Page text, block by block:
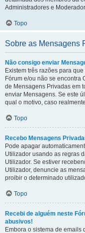
Administradores e
Topo
Sobre as Mensagens
Não consigo enviar
Existem três razões para
Fórum e/ou não se encontra
de Mensagens Privadas em
enviar Mensagens. Se este
qual o motivo, caso
Topo
Recebo Mensagens
Pode apagar
Utilizador usando as regras
Utilizador. Se estiver
Utilizador, denuncie as
proibir o determinado
Topo
Recebi de alguém neste
abusivos!
Embora o sistema de emails